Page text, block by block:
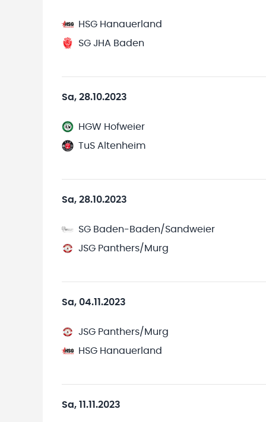
HSG Hanauerland
SG JHA Baden
Sa, 28.10.2023
HGW Hofweier
TuS Altenheim
Sa, 28.10.2023
SG Baden-Baden/Sandweier
JSG Panthers/Murg
Sa, 04.11.2023
JSG Panthers/Murg
HSG Hanauerland
Sa, 11.11.2023